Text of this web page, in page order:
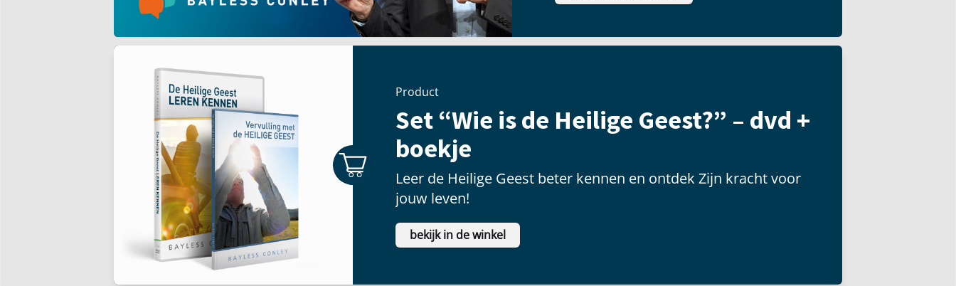
Product
Set “Wie is de Heilige Geest?” – dvd +
boekje
Leer de Heilige Geest beter kennen en ontdek Zijn kracht voor
jouw leven!
bekijk in de winkel